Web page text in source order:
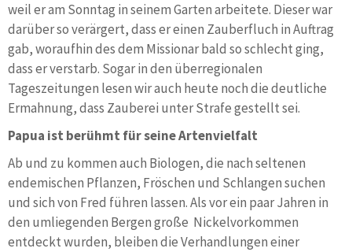
weil er am Sonntag in seinem Garten arbeitete. Dieser war
darüber so verärgert, dass er einen Zauberfluch in Auftrag
gab, woraufhin des dem Missionar bald so schlecht ging,
dass er verstarb. Sogar in den überregionalen
Tageszeitungen lesen wir auch heute noch die deutliche
Ermahnung, dass Zauberei unter Strafe gestellt sei.
Papua ist berühmt für seine Artenvielfalt
Ab und zu kommen auch Biologen, die nach seltenen
endemischen Pflanzen, Fröschen und Schlangen suchen
und sich von Fred führen lassen. Als vor ein paar Jahren in
den umliegenden Bergen große Nickelvorkommen
entdeckt wurden, bleiben die Verhandlungen einer